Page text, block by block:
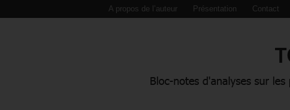
A propos de l’auteur Présentation Contact